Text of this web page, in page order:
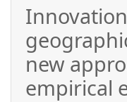
new
empirical